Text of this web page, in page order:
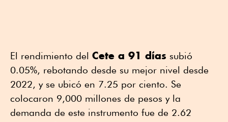
El rendimiento del Cete a 91 días subió
0.05%, rebotando desde su mejor nivel desde
2022, y se ubicó en 7.25 por ciento. Se
colocaron 9,000 millones de pesos y la
demanda de este instrumento fue de 2.62